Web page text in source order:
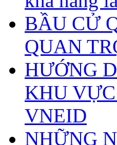
BẦU CỬ
QUAN
HƯỚNG
KHU
VNEID
NHỮNG